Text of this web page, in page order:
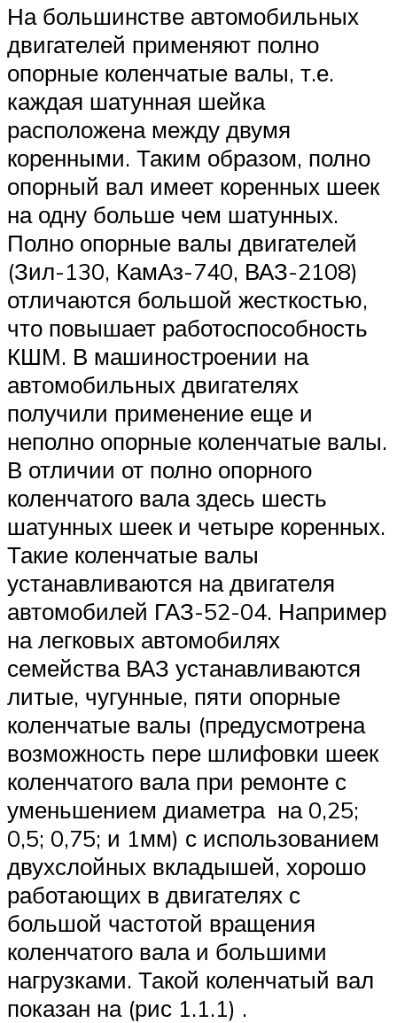
На большинстве автомобильных
двигателей применяют полно
опорные коленчатые валы, т.е.
каждая шатунная шейка
расположена между двумя
коренными. Таким образом, полно
опорный вал имеет коренных шеек
на одну больше чем шатунных.
Полно опорные валы двигателей
(Зил-130, КамАз-740, ВАЗ-2108)
отличаются большой жесткостью,
что повышает работоспособность
КШМ. В машиностроении на
автомобильных двигателях
получили применение еще и
неполно опорные коленчатые валы.
В отличии от полно опорного
коленчатого вала здесь шесть
шатунных шеек и четыре коренных.
Такие коленчатые валы
устанавливаются на двигателя
автомобилей ГАЗ-52-04. Например
на легковых автомобилях
семейства ВАЗ устанавливаются
литые, чугунные, пяти опорные
коленчатые валы (предусмотрена
возможность пере шлифовки шеек
коленчатого вала при ремонте с
уменьшением диаметра на 0,25;
0,5; 0,75; и 1мм) с использованием
двухслойных вкладышей, хорошо
работающих в двигателях с
большой частотой вращения
коленчатого вала и большими
нагрузками. Такой коленчатый вал
показан на (рис 1.1.1) .